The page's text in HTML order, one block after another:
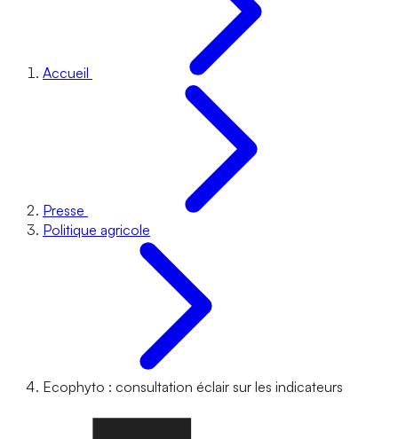
Accueil
Presse
Politique agricole
Ecophyto : consultation éclair sur les indicateurs